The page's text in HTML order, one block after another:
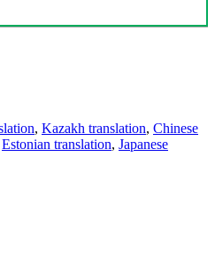
, Kazakh translation, Chinese
Estonian translation, Japanese